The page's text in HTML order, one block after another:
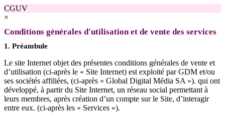
CGUV
×
Conditions générales d'utilisation et de vente des services
1. Préambule
Le site Internet objet des présentes conditions générales de vente et
d’utilisation (ci-après le « Site Internet) est exploité par GDM et/ou
ses sociétés affiliées, (ci-après « Global Digital Média SA »). qui ont
développé, à partir du Site Internet, un réseau social permettant à
leurs membres, après création d’un compte sur le Site, d’interagir
entre eux. (ci-après les « Services »).